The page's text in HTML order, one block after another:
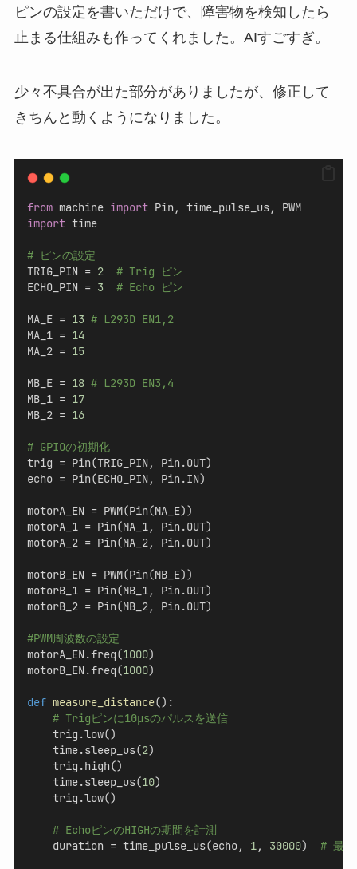
ピンの設定を書いただけで、障害物を検知したら
止まる仕組みも作ってくれました。AIすごすぎ。
少々不具合が出た部分がありましたが、修正して
きちんと動くようになりました。
from machine import Pin, time_pulse_us, PWM
import time
# ピンの設定
TRIG_PIN = 2
# Trig ピン
ECHO_PIN = 3 # Echo ピン
MA_E = 13 # L293D EN1,2
MA_1 = 14
MA_2 = 15
MB_E = 18 # L293D EN3,4
MB_1 = 17
MB_2 = 16
# GPIOの初期化
trig = Pin(TRIG_PIN, Pin.OUT)
echo = Pin(ECHO_PIN, Pin.IN)
motorA_EN = PWM(Pin(MA_E))
motorA_1 = Pin(MA_1, Pin.OUT)
motorA_2 = Pin(MA_2, Pin.OUT)
motorB_EN = PWM(Pin(MB_E))
motorB_1 = Pin(MB_1, Pin.OUT)
motorB_2 = Pin(MB_2, Pin.OUT)
#PWM周波数の設定
motorA_EN.freq(1000)
motorB_EN.freq(1000)
def measure_distance():
# Trigピンに10μsのパルスを送信
    trig.low()
    time.sleep_us(
2)
    trig.high()
    time.sleep_us(
10)
    trig.low()
# EchoピンのHIGHの期間を計測
    duration = time_pulse_us(echo,
1 , 30000) # 最大